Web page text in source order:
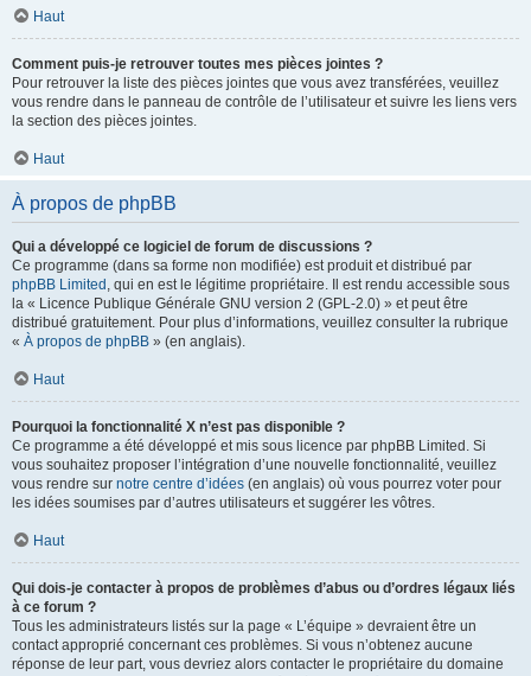
Haut
Comment puis-je retrouver toutes mes pièces jointes ?
Pour retrouver la liste des pièces jointes que vous avez transférées, veuillez
vous rendre dans le panneau de contrôle de l’utilisateur et suivre les liens vers
la section des pièces jointes.
Haut
À propos de phpBB
Qui a développé ce logiciel de forum de discussions ?
Ce programme (dans sa forme non modifiée) est produit et distribué par
phpBB Limited , qui en est le légitime propriétaire. Il est rendu accessible sous
la « Licence Publique Générale GNU version 2 (GPL-2.0) » et peut être
distribué gratuitement. Pour plus d’informations, veuillez consulter la rubrique
« À propos de phpBB » (en anglais).
Haut
Pourquoi la fonctionnalité X n’est pas disponible ?
Ce programme a été développé et mis sous licence par phpBB Limited. Si
vous souhaitez proposer l’intégration d’une nouvelle fonctionnalité, veuillez
vous rendre sur notre centre d’idées (en anglais) où vous pourrez voter pour
les idées soumises par d’autres utilisateurs et suggérer les vôtres.
Haut
Qui dois-je contacter à propos de problèmes d’abus ou d’ordres légaux liés
à ce forum ?
Tous les administrateurs listés sur la page « L’équipe » devraient être un
contact approprié concernant ces problèmes. Si vous n’obtenez aucune
réponse de leur part, vous devriez alors contacter le propriétaire du domaine